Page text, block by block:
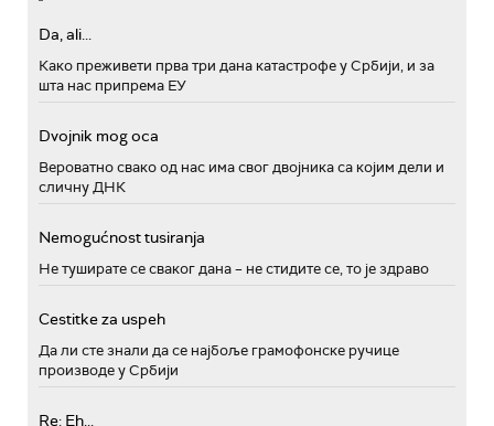
Da, ali...
Како преживети прва три дана катастрофе у Србији, и за
шта нас припрема ЕУ
Dvojnik mog oca
Вероватно свако од нас има свог двојника са којим дели и
сличну ДНК
Nemogućnost tusiranja
Не туширате се сваког дана – не стидите се, то је здраво
Cestitke za uspeh
Да ли сте знали да се најбоље грамофонске ручице
производе у Србији
Re: Eh...